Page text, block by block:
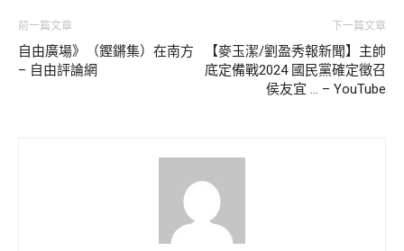
前一篇文章
自由廣場》（鏗鏘集）在南方
– 自由評論網
下一篇文章
【麥玉潔/劉盈秀報新聞】主帥
底定備戰2024 國民黨確定徵召
侯友宜 … – YouTube